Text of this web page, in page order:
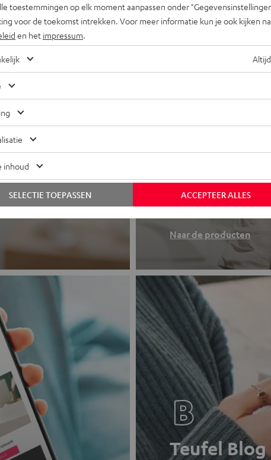
of all-in-one
Teufel sound to
Naar de producten
Teufel Blog
toestemmingen op elk moment aanpassen onder
voor de toekomst intrekken. Voor meer informatie kun je ook kijken
en het impressum
inhoud
ACCEPTEER ALLES
SELECTIE TOEPASSEN